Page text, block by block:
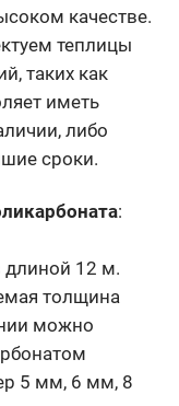
качестве.
теплицы
таких как
иметь
либо
сроки.
:
длиной 12 м.
толщина
можно
5 мм, 6 мм, 8